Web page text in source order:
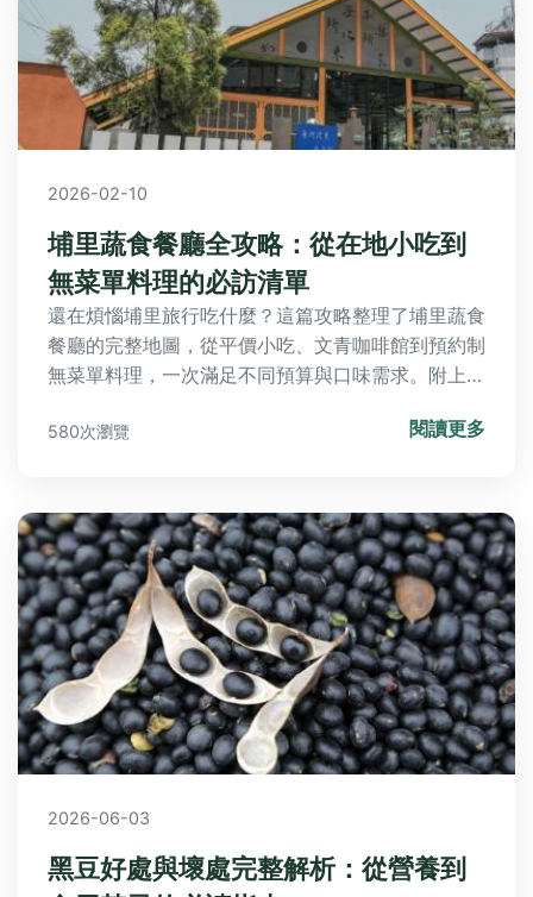
2026-02-10
埔里蔬食餐廳全攻略：從在地小吃到
無菜單料理的必訪清單
還在煩惱埔里旅行吃什麼？這篇攻略整理了埔里蔬食
餐廳的完整地圖，從平價小吃、文青咖啡館到預約制
無菜單料理，一次滿足不同預算與口味需求。附上地
旅。
580次瀏覽 閱讀更多
2026-06-03
黑豆好處與壞處完整解析：從營養到